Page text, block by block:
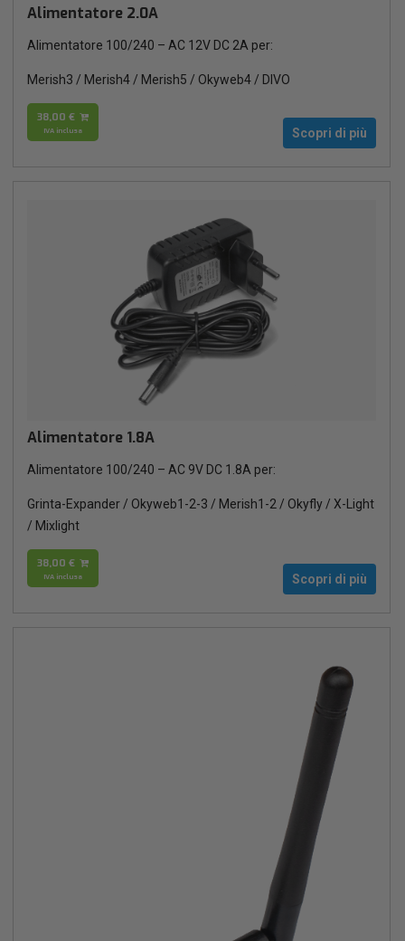
Alimentatore 2.0A
Alimentatore 100/240 – AC 12V DC 2A per:
Merish3 / Merish4 / Merish5 / Okyweb4 / DIVO
38,00 €
IVA inclusa Scopri di più
Alimentatore 1.8A
Alimentatore 100/240 – AC 9V DC 1.8A per:
Grinta-Expander / Okyweb1-2-3 / Merish1-2 / Okyfly / X-Light
/ Mixlight
38,00 €
IVA inclusa Scopri di più